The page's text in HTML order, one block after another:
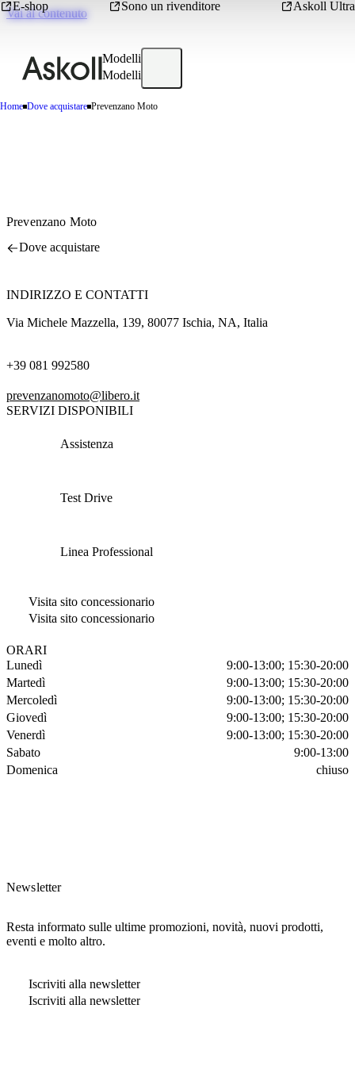
Vai al contenuto
E-shop Sono un rivenditore Askoll Ultra
Modelli
Modelli
Home Dove acquistare Prevenzano Moto
Prevenzano Moto
Dove acquistare
INDIRIZZO E CONTATTI
Via Michele Mazzella, 139, 80077 Ischia, NA, Italia
+39 081 992580
prevenzanomoto@libero.it
SERVIZI DISPONIBILI
Assistenza
Test Drive
Linea Professional
Visita sito concessionario
Visita sito concessionario
ORARI
Lunedì
9:00-13:00; 15:30-20:00
Martedì
9:00-13:00; 15:30-20:00
Mercoledì
9:00-13:00; 15:30-20:00
Giovedì
9:00-13:00; 15:30-20:00
Venerdì
9:00-13:00; 15:30-20:00
Sabato
9:00-13:00
Domenica
chiuso
Newsletter
Resta informato sulle ultime promozioni, novità, nuovi prodotti,
eventi e molto altro.
Iscriviti alla newsletter
Iscriviti alla newsletter